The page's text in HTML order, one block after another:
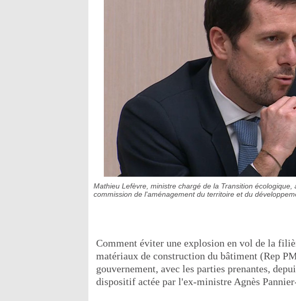
Mathieu Lefèvre, ministre chargé de la Transition écologique,
commission de l'aménagement du territoire et du
Comment éviter une explosion en vol de la
matériaux de construction du bâtiment (Rep
gouvernement, avec les parties prenantes,
dispositif actée par l'ex-ministre Agnès